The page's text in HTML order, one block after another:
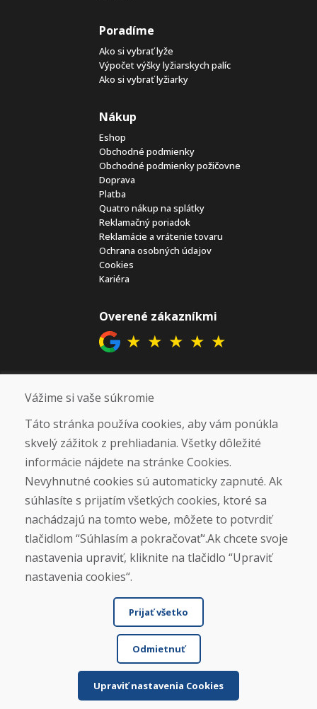
Poradíme
Ako si vybrať lyže
Výpočet výšky lyžiarskych palíc
Ako si vybrať lyžiarky
Nákup
Eshop
Obchodné podmienky
Obchodné podmienky požičovne
Doprava
Platba
Quatro nákup na splátky
Reklamačný poriadok
Reklamácie a vrátenie tovaru
Ochrana osobných údajov
Cookies
Kariéra
Overené zákazníkmi
★ ★ ★ ★ ★
Otváracie hodiny
ZIMNÁ SEZÓNA 2025/2026 JE
UKONČENÁ. ĎAKUJEME VÁM ZA
PRIAZEŇ A TEŠÍME SA NA VÁS OPÄŤ
OD 14. 9. 2026.
Nájsť na Google mape
Vážime si vaše súkromie
Táto stránka používa cookies, aby vám ponúkla
skvelý zážitok z prehliadania. Všetky dôležité
informácie nájdete na stránke Cookies.
Nevyhnutné cookies sú automaticky zapnuté. Ak
súhlasíte s prijatím všetkých cookies, ktoré sa
nachádzajú na tomto webe, môžete to potvrdiť
tlačidlom “Súhlasím a pokračovať“.Ak chcete svoje
nastavenia upraviť, kliknite na tlačidlo “Upraviť
nastavenia cookies“.
Prijať všetko
Odmietnuť
Upraviť nastavenia Cookies